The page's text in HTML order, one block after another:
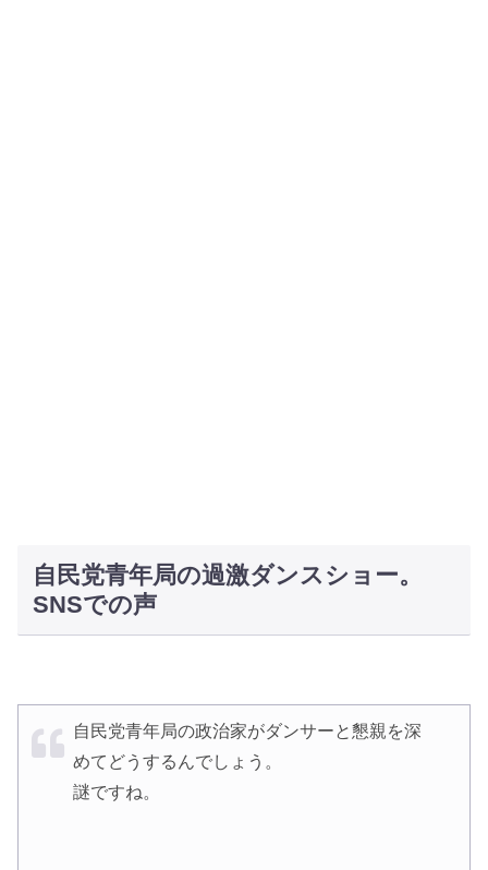
自民党青年局の過激ダンスショー。
SNSでの声
自民党青年局の政治家がダンサーと懇親を深
めてどうするんでしょう。
謎ですね。